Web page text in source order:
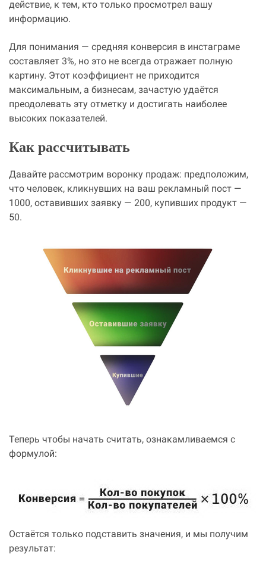
действие, к тем, кто только просмотрел вашу
информацию.
Для понимания — средняя конверсия в инстаграме
составляет 3%, но это не всегда отражает полную
картину. Этот коэффициент не приходится
максимальным, а бизнесам, зачастую удаётся
преодолевать эту отметку и достигать наиболее
высоких показателей.
Как рассчитывать
Давайте рассмотрим воронку продаж: предположим,
что человек, кликнувших на ваш рекламный пост —
1000, оставивших заявку — 200, купивших продукт —
50.
Теперь чтобы начать считать, ознакамливаемся с
формулой:
Остаётся только подставить значения, и мы получим
результат: